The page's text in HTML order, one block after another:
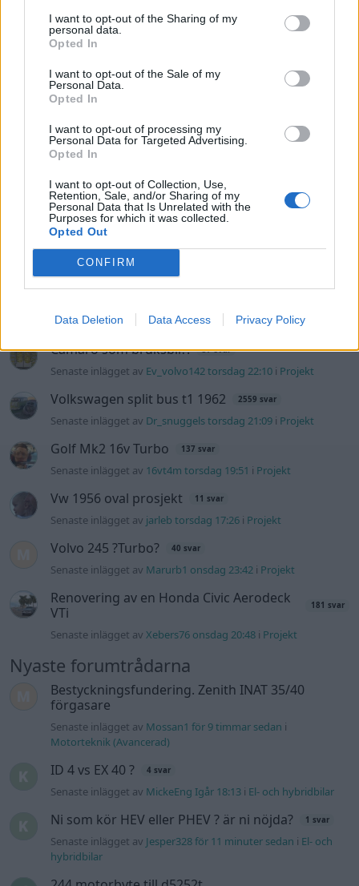
I want to opt-out of the Sharing of my
personal data.
Opted In
I want to opt-out of the Sale of my
Personal Data.
Opted In
I want to opt-out of processing my
Personal Data for Targeted Advertising.
Opted In
I want to opt-out of Collection, Use,
Retention, Sale, and/or Sharing of my
Personal Data that Is Unrelated with the
Purposes for which it was collected.
Opted Out
CONFIRM
Data Deletion Data Access Privacy Policy
Man man ha mindre ström till
Motorvärmare?
Senaste inlägget av
Senaste projektinläggen
Puttelitens projekt Audi S2 Avant. Back
Senaste inlägget avPutteliten för 21 timmar sedaniProjekt
med JDM inspiration.
Senaste inlägget av Stol3n_Identity Igår 10:06 Projekt
Manta b som ska räddas (kaross eller
delar sökes)
Tyfors torsdag 23:25
Senaste inlägget av hugger69 torsdag 23:01iProjekt
Camaro som bruksbil?! 57 svar
Senaste inlägget av Ev_volvo142 torsdag 22:10 i Projekt
Volkswagen split bus t1 1962 2559 svar
Senaste inlägget av Dr_snuggels torsdag 21:09 i Projekt
Golf Mk2 16v Turbo 137 svar
Senaste inlägget av 16vt4m torsdag 19:51 i Projekt
Vw 1956 oval prosjekt 11 svar
Senaste inlägget av jarleb torsdag 17:26 i Projekt
Volvo 245 ?Turbo? 40 svar
Senaste inlägget av Marurb1 onsdag 23:42 i Projekt
Renovering av en Honda Civic Aerodeck
VTi
181 svar
Senaste inlägget avXebers76 onsdag 20:48 i Projekt
Nyaste forumtrådarna
Bestyckningsfundering. Zenith INAT 35/40
förgasare
Senaste inlägget av Mossan1 för 9 timmar sedan i
Motorteknik (Avancerad)
ID 4 vs EX 40 ? 4 svar
Senaste inlägget av MickeEng Igår 18:13 i El- och hybridbilar
Ni som kör HEV eller PHEV ? är ni nöjda? 1 svar
Senaste inlägget av Jesper328 för 11 minuter sedan i El- och
hybridbilar